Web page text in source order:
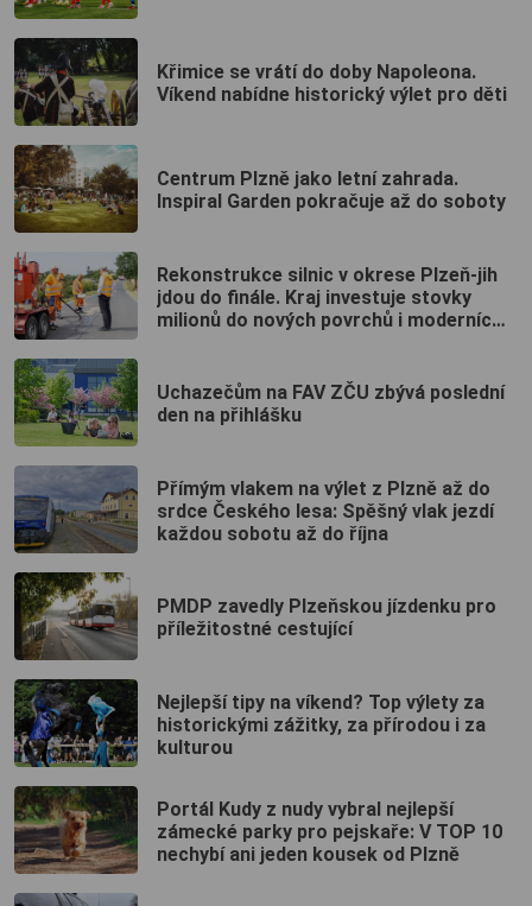
Křimice se vrátí do doby Napoleona.
Víkend nabídne historický výlet pro děti
Centrum Plzně jako letní zahrada.
Inspiral Garden pokračuje až do soboty
Rekonstrukce silnic v okrese Plzeň-jih
jdou do finále. Kraj investuje stovky
milionů do nových povrchů i moderních
Uchazečům na FAV ZČU zbývá poslední
den na přihlášku
Přímým vlakem na výlet z Plzně až do
srdce Českého lesa: Spěšný vlak jezdí
každou sobotu až do října
PMDP zavedly Plzeňskou jízdenku pro
příležitostné cestující
Nejlepší tipy na víkend? Top výlety za
historickými zážitky, za přírodou i za
kulturou
Portál Kudy z nudy vybral nejlepší
zámecké parky pro pejskaře: V TOP 10
nechybí ani jeden kousek od Plzně